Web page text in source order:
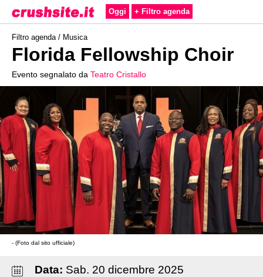
Oggi + Filtro agenda
Filtro agenda / Musica
Florida Fellowship Choir
Evento segnalato da Teatro Cristallo
- (Foto dal sito ufficiale)
Data: Sab. 20 dicembre 2025